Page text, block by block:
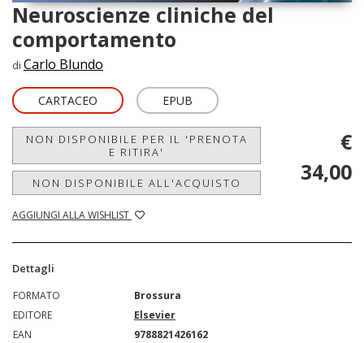
Neuroscienze cliniche del
comportamento
di Carlo Blundo
CARTACEO EPUB
NON DISPONIBILE PER IL 'PRENOTA
E RITIRA'
NON DISPONIBILE ALL'ACQUISTO
AGGIUNGI ALLA WISHLIST
€
34,00
Dettagli
FORMATO
Brossura
EDITORE
Elsevier
EAN
9788821426162